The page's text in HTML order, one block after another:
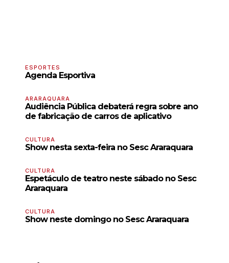
ESPORTES
Agenda Esportiva
ARARAQUARA
Audiência Pública debaterá regra sobre ano
de fabricação de carros de aplicativo
CULTURA
Show nesta sexta-feira no Sesc Araraquara
CULTURA
Espetáculo de teatro neste sábado no Sesc
Araraquara
CULTURA
Show neste domingo no Sesc Araraquara